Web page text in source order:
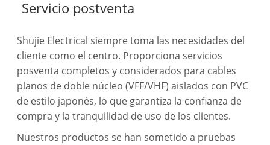
Servicio postventa
Shujie Electrical siempre toma las necesidades del
cliente como el centro. Proporciona servicios
posventa completos y considerados para cables
planos de doble núcleo (VFF/VHF) aislados con PVC
de estilo japonés, lo que garantiza la confianza de
compra y la tranquilidad de uso de los clientes.
Nuestros productos se han sometido a pruebas